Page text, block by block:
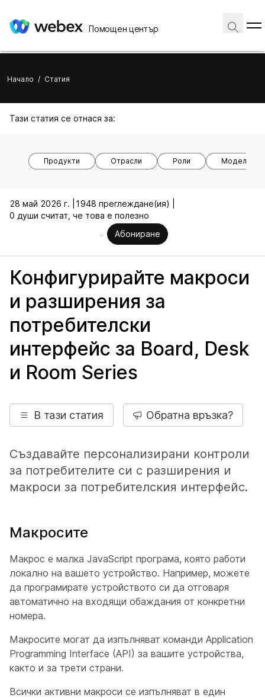
Помощен център
Начало / Статия
Тази статия се отнася за:
Продукти Отрасли Роли Модели на
28 май 2026 г. |
1948 преглеждане(ия) |
0 души считат, че това е полезно
Абониране
Конфигурирайте макроси
и разширения за
потребителски
интерфейс за Board, Desk
и Room Series
В тази статия Обратна връзка?
Създавайте персонализирани контроли
за потребителите си с разширения и
макроси за потребителския интерфейс.
Макросите
Макрос е малка JavaScript програма, която работи
локално на вашето устройство. Например, можете
да програмирате устройството си да отговаря
автоматично на входящи обаждания от конкретни
номера.
Макросите могат да изпълняват команди Application
Programming Interface (API) за вашите устройства,
както и за трети страни.
Всички активни макроси се изпълняват в един